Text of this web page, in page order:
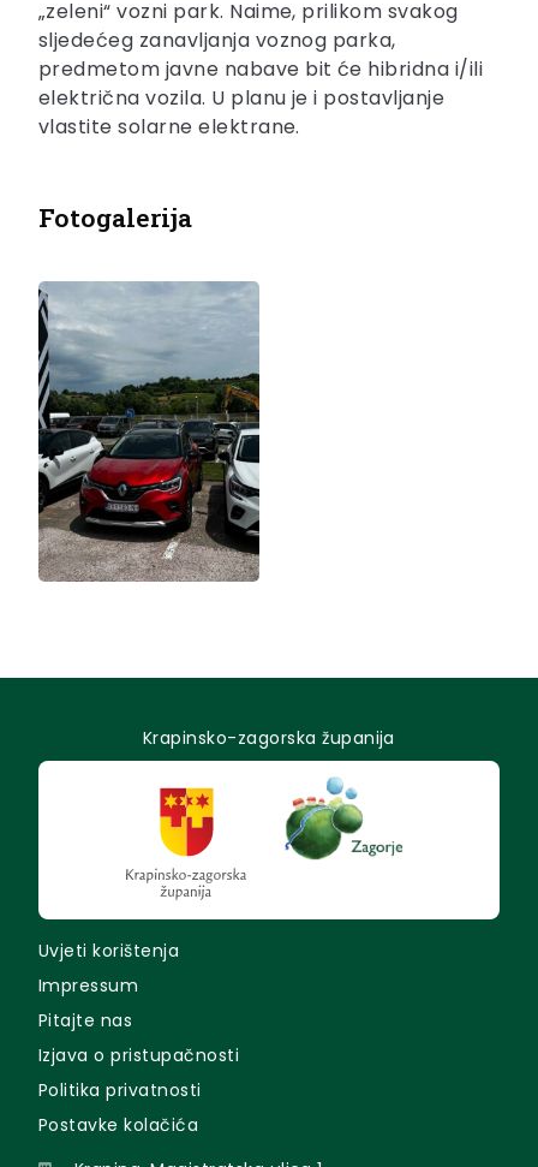
„zeleni“ vozni park. Naime, prilikom svakog
sljedećeg zanavljanja voznog parka,
predmetom javne nabave bit će hibridna i/ili
električna vozila. U planu je i postavljanje
vlastite solarne elektrane.
Fotogalerija
Krapinsko-zagorska županija
Uvjeti korištenja
Impressum
Pitajte nas
Izjava o pristupačnosti
Politika privatnosti
Postavke kolačića